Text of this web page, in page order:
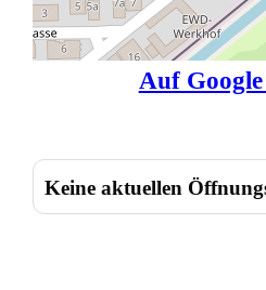
Auf
Keine aktuellen